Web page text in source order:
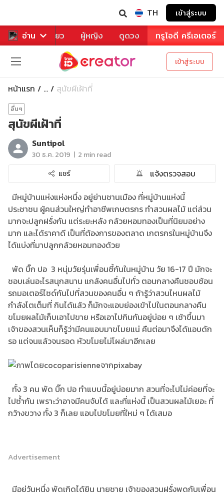
TH เข้าสู่ระบบ
อ่าน
หาร ท่องเที่ยว ผู้หญิง ดูดวง ทรูไอดี ครีเอเตอร์
เข้าสู่ระบบ
หน้าแรก ... สุนัขผีเฝ้าที่
อื่นๆ
สุนัขผีเฝ้าที่
Suntipol
30 ธ.ค. 2019 | 2 min read
แชร์
แจ้งตรวจสอบ
มีหมู่บ้านแห่งแห่งหนึ่ง อยู่ย่านชานเมือง ที่หมู่บ้านแห่งนี้
ประชาชน ผู้คนส่วนใหญ่ทำอาชีพเกษตรกร ทำสวนผลไม้ แต่ส่วน
มากจะปลูกฝรั่งกัน แต่ระยะหลัง กล้วยหอมทองเป็นที่นิยมอย่าง
มาก และได้ราคาดี เป็นที่ต้องการของตลาด เกตรกรในหมู่บ้านจึง
ได้แบ่งที่มาปลูกกล้วยหอมทองด้วย
พัด บิ๊ก ปอ 3 หนุ่มวัยรุ่นเพื่อนซี้กันในหมู่บ้าน วัย 16-17 ปี มักจะ
ชอบเล่นอะไรสนุกสนาน แกล้งคนอื่นไปทั่ว ตอนกลางคืนชอบซ้อน
รถมอเตอร์ไซด์กันไปที่สวนของคนอื่น ๆ ถ้ารู้ว่าสวนไหนผลไม้
กำลังโตเต็มที่ กินได้แล้ว ก็มักจะแอบย่องเข้าไปในตอนกลางคืน
ขโมยผลไม้เก็บเอาไปขาย หรือเอาไปกินกันอยู่บ่อย ๆ เช้าขึ้นมา
เจ้าของสวนเห็นก็รู้ว่ามีคนแอบมาขโมยแน่ คืนต่อมาจึงได้แอบดัก
รอ แต่จนแล้วจนรอด หัวขโมยไม่โผล่มาอีกเลย
ทั้ง 3 คน พัด บิ๊ก ปอ ทำแบบนี้อยู่บ่อยมาก สวนที่จะไปไม่ค่อยที่จะ
ไปซ้ำกัน เพราะว่าอาจมีคนจับได้ และที่แห่งนี้ เป็นสวนผลไม้เยอะ ที่
กว้างขวาง ทั้ง 3 ก็เลย แอบไปขโมยที่ใหม่ ๆ ได้เสมอ
Advertisement
มีอยู่วันหนึ่ง พัดเกิดได้ยิน นายชาย เจ้าของสวนฝรั่งพูดกับเพื่อน